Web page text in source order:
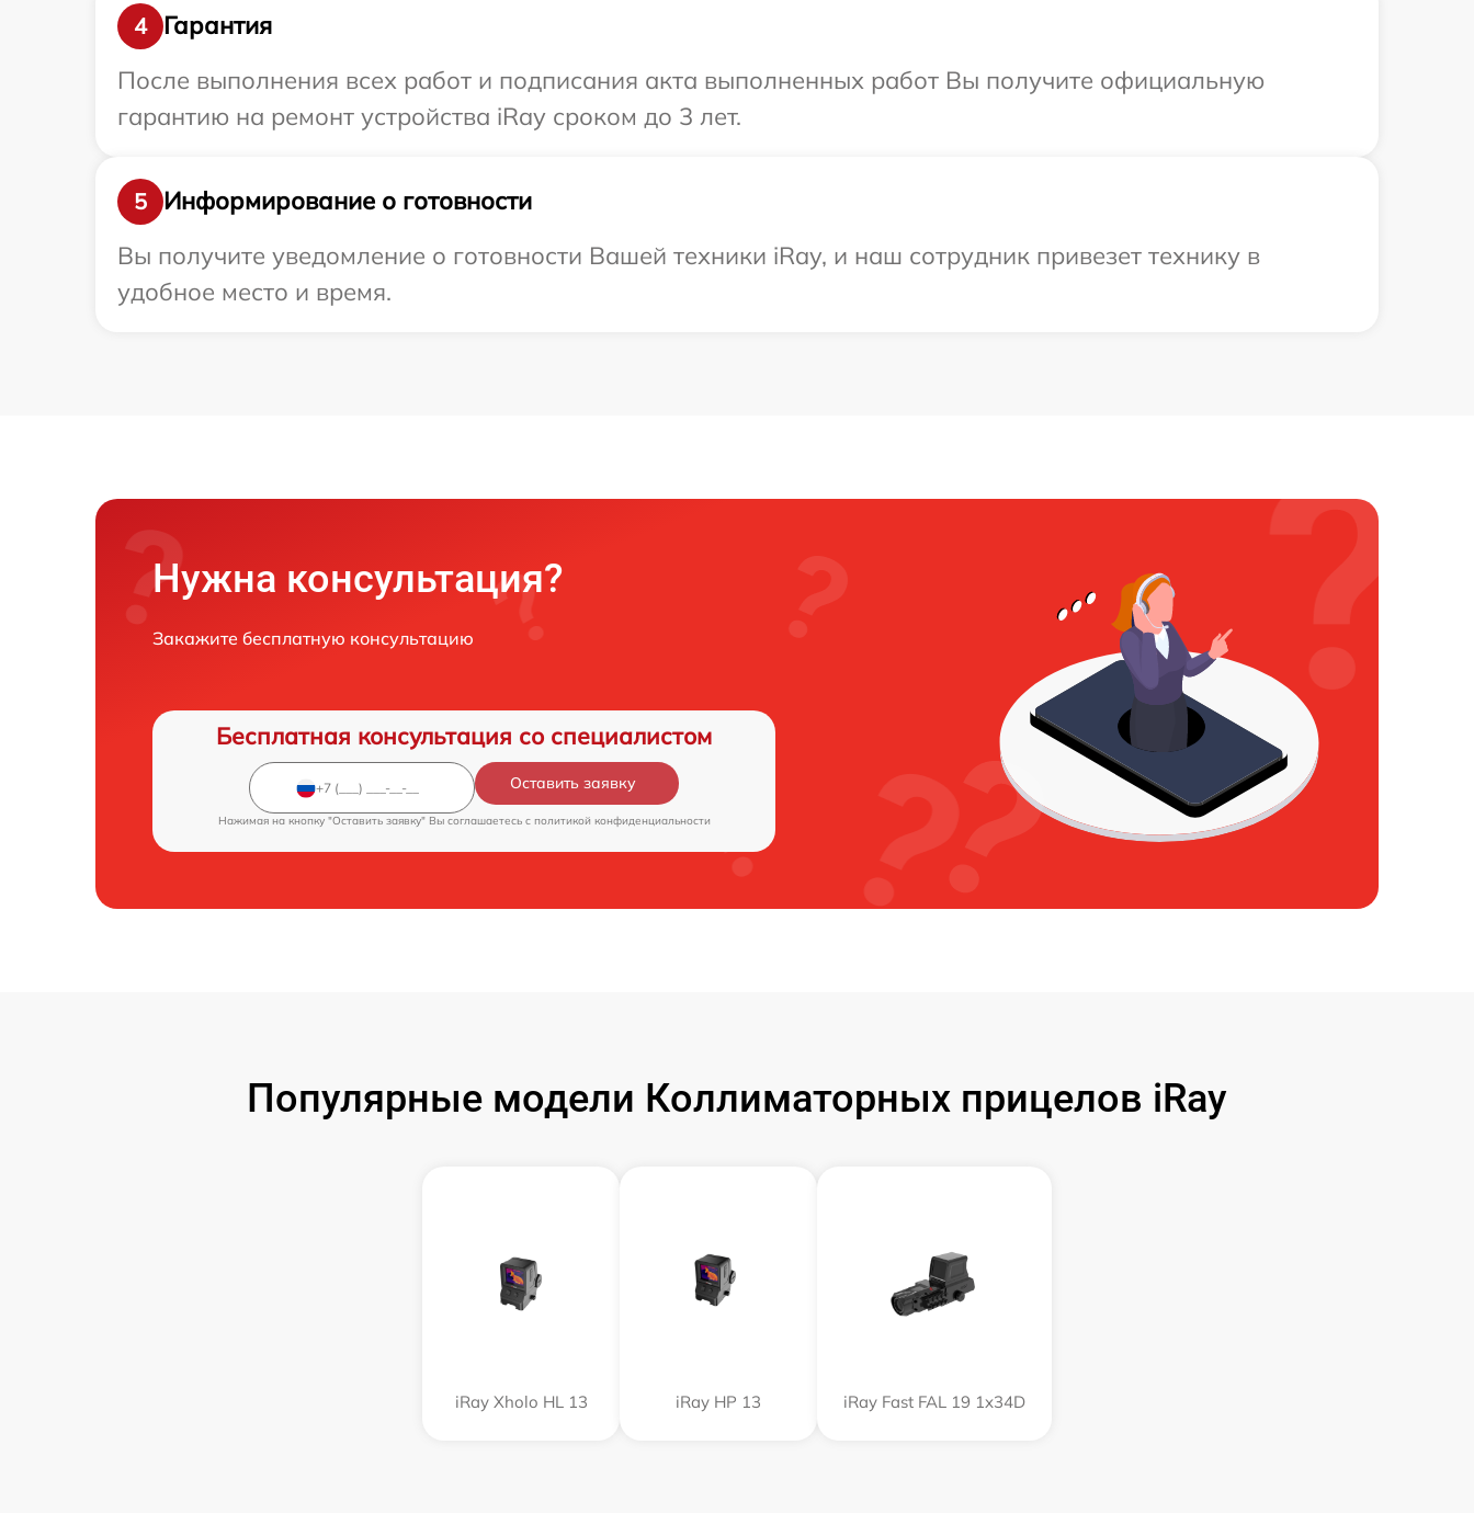
4
Гарантия
После выполнения всех работ и подписания акта выполненных работ Вы получите официальную
гарантию на ремонт устройства iRay сроком до 3 лет.
5
Информирование о готовности
Вы получите уведомление о готовности Вашей техники iRay, и наш сотрудник привезет технику в
удобное место и время.
Нужна консультация?
Закажите бесплатную консультацию
Бесплатная консультация со специалистом
Оставить заявку
Нажимая на кнопку "Оставить заявку" Вы соглашаетесь c политикой конфиденциальности
Популярные модели Коллиматорных прицелов iRay
iRay Xholo HL 13 iRay HP 13 iRay Fast FAL 19 1x34D